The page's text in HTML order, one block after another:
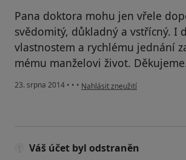
Pana doktora mohu jen vřele
svědomitý, důkladný a vstřícný. I
vlastnostem a rychlému jednání
mému manželovi život.
23. srpna 2014 • • • podle názoru uživatele M.
Nahlásit zneužití
Váš účet byl odstraněn